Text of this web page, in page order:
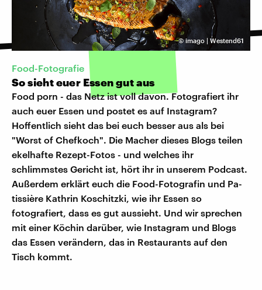
©imago | Westend61
Food-Fotografie
So sieht euer Essen gut aus
Food porn - das Netz ist voll davon. Fotografiert ihr
auch euer Essen und postet es auf Instagram?
Hoffentlich sieht das bei euch besser aus als bei
"Worst of Chefkoch". Die Macher dieses Blogs teilen
ekelhafte Rezept-Fotos - und welches ihr
schlimmstes Gericht ist, hört ihr in unserem Podcast.
Außerdem erklärt euch die Food-Fotografin und Pa­
tis­si­è­re Kathrin Koschitzki, wie ihr Essen so
fotografiert, dass es gut aussieht. Und wir sprechen
mit einer Köchin darüber, wie Instagram und Blogs
das Essen verändern, das in Restaurants auf den
Tisch kommt.